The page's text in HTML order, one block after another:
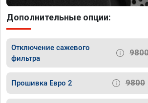
Дополнительные опции:
Отключение сажевого
фильтра
Прошивка Евро 2 9800